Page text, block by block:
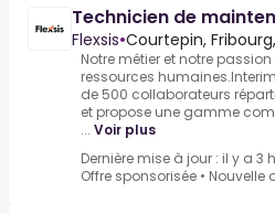
Technicien de
Flexsis•Courtepin,
Notre métier et notre
ressources
de 500 collaborateurs
et propose une gamme
... Voir plus
Dernière mise à jour : il y a 3
Offre sponsorisée • Nouvelle